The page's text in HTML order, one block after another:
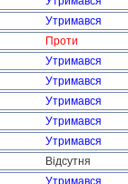
Утримався
Проти
Утримався
Утримався
Утримався
Утримався
Утримався
Відсутня
Утримався